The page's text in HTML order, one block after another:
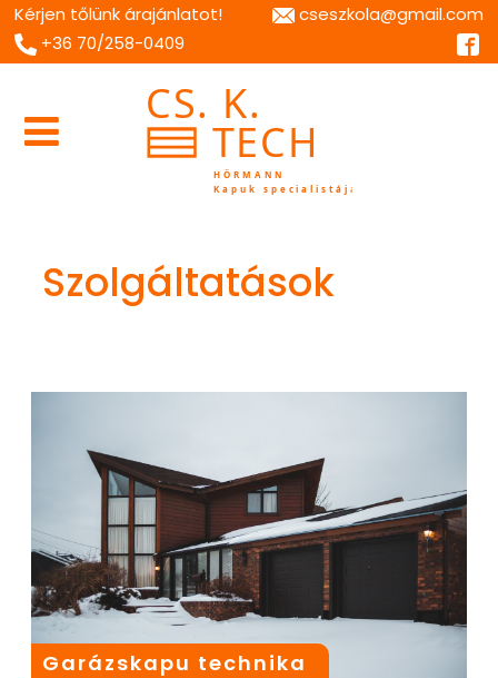
Kérjen tőlünk árajánlatot!
cseszkola@gmail.com
+36 70/258-0409
Szolgáltatások
Garázskapu technika